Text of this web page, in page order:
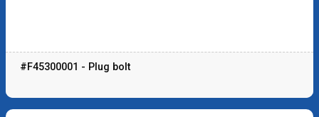
#F45300001 - Plug bolt